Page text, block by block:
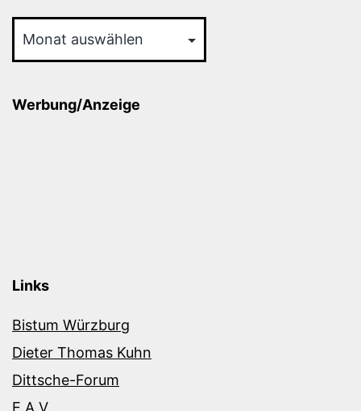
Werbung/Anzeige
Links
Bistum Würzburg
Dieter Thomas Kuhn
Dittsche-Forum